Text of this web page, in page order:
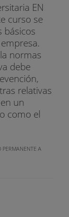
EN
curso se
básicos
normas
debe
relativas
un
como el
PERMANENTE A